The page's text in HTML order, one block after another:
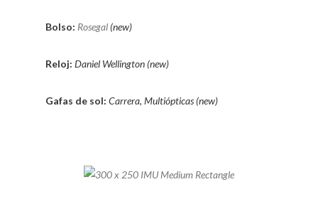
Bolso: Rosegal(new)
Reloj: Daniel Wellington (new)
Gafas de sol: Carrera, Multiópticas (new)